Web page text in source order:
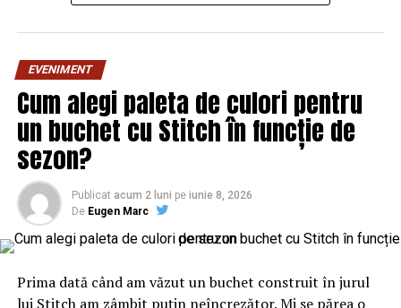
„Toți invitații mei de până
acum au fost remarcabili.
Cristi Borcea nu este un
tip ușor de intervievat, dar
m-am bucurat foarte mult
că a fost în emisiune. A
răspuns unor întrebări
incomode, și-a expus
adevărul lui și ne-a lăsat
să-l descoperim.
EVENIMENT
Cum alegi paleta de culori pentru
un buchet cu Stitch în funcție de
sezon?
Publicat acum 2 luni pe iunie 8, 2026
De Eugen Marc
Prima dată când am văzut un buchet construit în jurul
lui Stitch am zâmbit puțin neîncrezător. Mi se părea o